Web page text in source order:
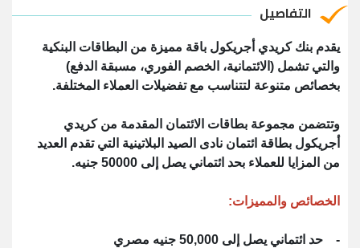
التفاصيل
يقدم بنك كريدي أجريكول باقة مميزة من البطاقات البنكية
والتي تشمل (الائتمانية، الخصم الفوري، مسبقة الدفع)
بخصائص متنوعة لتتناسب مع تفضيلات العملاء المختلفة.
وتتضمن مجموعة بطاقات الائتمان المقدمة من كريدي
أجريكول بطاقة ائتمان نادى الصيد البلاتينية التي تقدم العديد
من المزايا للعملاء بحد ائتماني يصل إلى 50000 جنيه.
الخصائص والمميزات:
- حد ائتماني يصل إلى 50,000 جنيه مصري